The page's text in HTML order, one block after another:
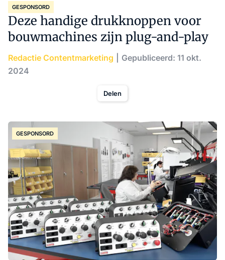
GESPONSORD
Deze handige drukknoppen voor
bouwmachines zijn plug-and-play
Redactie Contentmarketing
Gepubliceerd: 11 okt.
2024
Delen
GESPONSORD